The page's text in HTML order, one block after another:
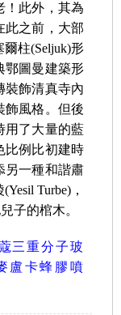
！此外，其為
此之前，大部
柱(Seljuk)形
鄂圖曼建築形
裝飾清真寺內
飾風格。但後
用了大量的藍
比例比初建時
另一種和諧肅
Turbe)，
子的棺木。
三重分子玻
盧卡蜂膠噴